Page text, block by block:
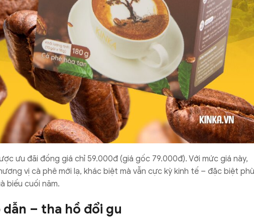
ưu đãi đồng giá chỉ 59.000đ (giá gốc 79.000đ). Với mức giá này,
vị cà phê mới lạ, khác biệt mà vẫn cực kỳ kinh tế – đặc biệt phù
biếu cuối năm.
– tha hồ đổi gu